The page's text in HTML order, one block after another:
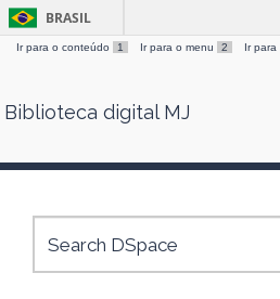
Skip
BRASIL
Ir para o conteúdo 1 Ir para o menu 2 Ir para
Biblioteca digital MJ